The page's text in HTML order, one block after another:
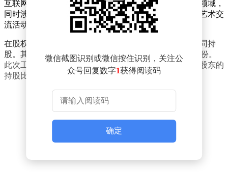
互联网销售、企业管理咨询、信息技术咨询服务等多个领域，
同时涉及仪器仪表修理、会议及展览服务以及组织文化艺术交
流活动等业务板块。
在股权结构方面，目前该公司由雷军和刘德两位股东共同持
股。其中，雷军持有87.5%的股份，刘德持有12.5%的股份。
此次工商变更后，公司的股权集中度进一步提高，核心股东的
持股比例保持稳定。
微信截图识别或微信按住识别，关注公
众号回复数字1获得阅读码
确定